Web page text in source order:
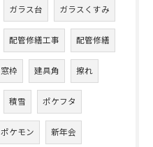
ガラス台 ガラスくすみ
配管修繕工事 配管修繕
窓枠 建具角 擦れ
積雪 ポケフタ
ポケモン 新年会